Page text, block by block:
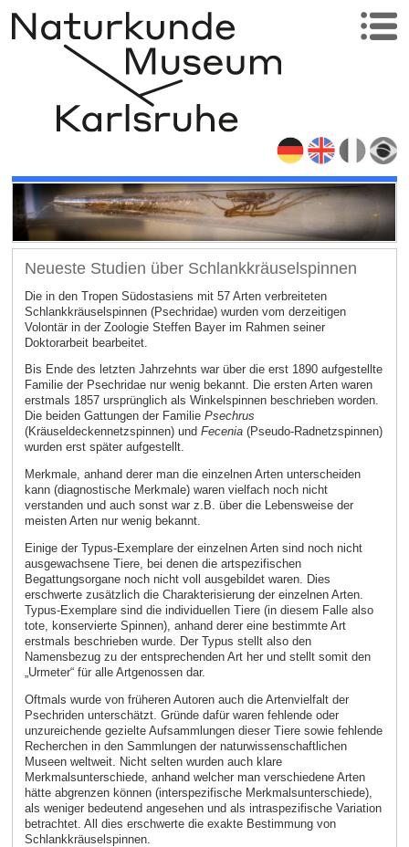
Neueste Studien über Schlankkräuselspinnen
Die in den Tropen Südostasiens mit 57 Arten verbreiteten
Schlankkräuselspinnen (Psechridae) wurden vom derzeitigen
Volontär in der Zoologie Steffen Bayer im Rahmen seiner
Doktorarbeit bearbeitet.
Bis Ende des letzten Jahrzehnts war über die erst 1890 aufgestellte
Familie der Psechridae nur wenig bekannt. Die ersten Arten waren
erstmals 1857 ursprünglich als Winkelspinnen beschrieben worden.
Die beiden Gattungen der Familie Psechrus
(Kräuseldeckennetzspinnen) und Fecenia(Pseudo-Radnetzspinnen)
wurden erst später aufgestellt.
Merkmale, anhand derer man die einzelnen Arten unterscheiden
kann (diagnostische Merkmale) waren vielfach noch nicht
verstanden und auch sonst war z.B. über die Lebensweise der
meisten Arten nur wenig bekannt.
Einige der Typus-Exemplare der einzelnen Arten sind noch nicht
ausgewachsene Tiere, bei denen die artspezifischen
Begattungsorgane noch nicht voll ausgebildet waren. Dies
erschwerte zusätzlich die Charakterisierung der einzelnen Arten.
Typus-Exemplare sind die individuellen Tiere (in diesem Falle also
tote, konservierte Spinnen), anhand derer eine bestimmte Art
erstmals beschrieben wurde. Der Typus stellt also den
Namensbezug zu der entsprechenden Art her und stellt somit den
„Urmeter“ für alle Artgenossen dar.
Oftmals wurde von früheren Autoren auch die Artenvielfalt der
Psechriden unterschätzt. Gründe dafür waren fehlende oder
unzureichende gezielte Aufsammlungen dieser Tiere sowie fehlende
Recherchen in den Sammlungen der naturwissenschaftlichen
Museen weltweit. Nicht selten wurden auch klare
Merkmalsunterschiede, anhand welcher man verschiedene Arten
hätte abgrenzen können (interspezifische Merkmalsunterschiede),
als weniger bedeutend angesehen und als intraspezifische Variation
betrachtet. All dies erschwerte die exakte Bestimmung von
Schlankkräuselspinnen.